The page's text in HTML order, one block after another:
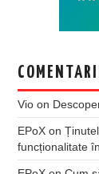
Vio on
EPoX on
funcționalitate